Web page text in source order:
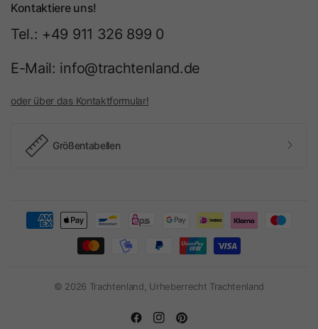
Kontaktiere uns!
Tel.: +49 911 326 899 0
E-Mail: info@trachtenland.de
oder über das Kontaktformular!
Größentabellen
© 2026 Trachtenland, Urheberrecht Trachtenland